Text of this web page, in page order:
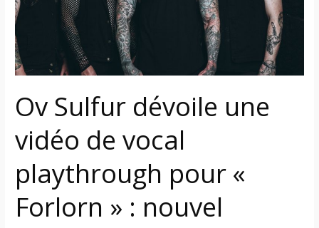
Ov Sulfur dévoile une
vidéo de vocal
playthrough pour «
Forlorn » : nouvel
vocal
playthrough
pour
«
Forlorn
»
:
nouvel
album
« Endless »
maintenant
disponible